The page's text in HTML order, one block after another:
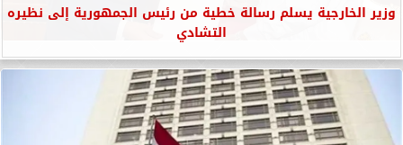
وزير الخارجية يسلم رسالة خطية من رئيس الجمهورية إلى نظيره
التشادي